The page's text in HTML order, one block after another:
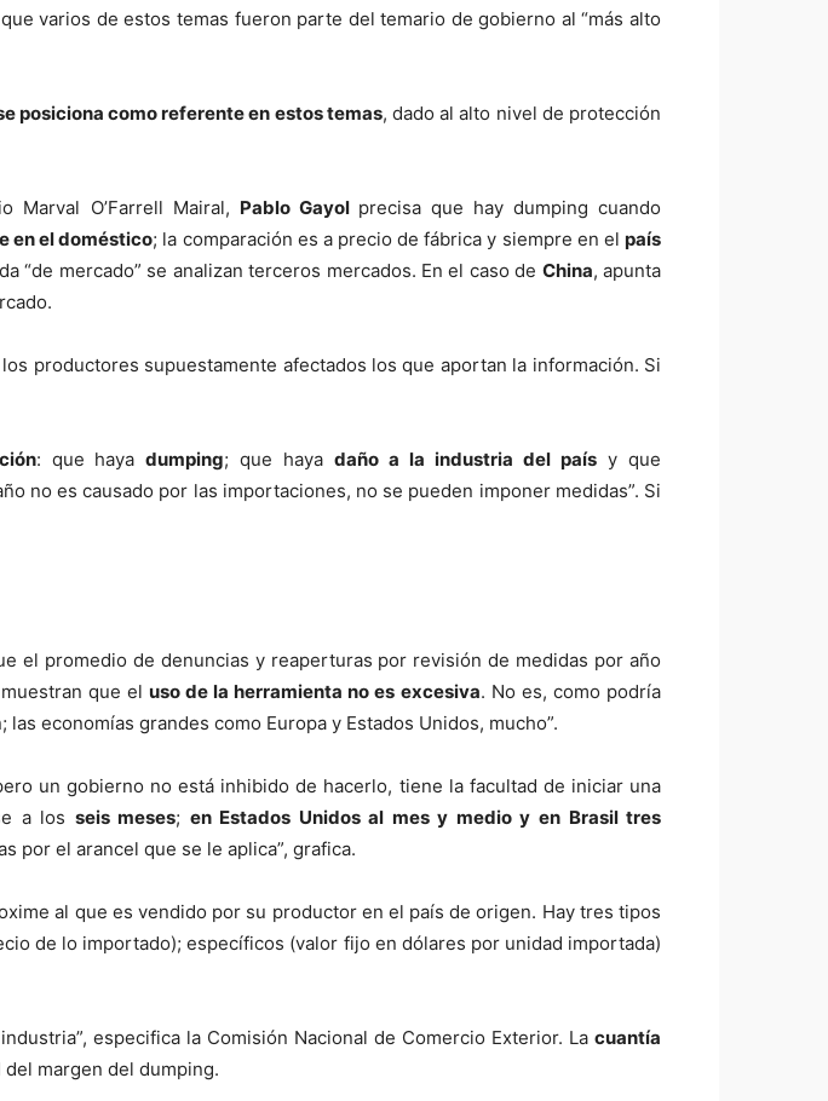
varios de estos temas fueron parte del temario de gobierno al “más alto
posiciona como referente en estos temas, dado al alto nivel de protección
Marval O’Farrell Mairal, Pablo Gayol precisa que hay dumping cuando
en el doméstico; la comparación es a precio de fábrica y siempre en elpaís
“de mercado” se analizan terceros mercados. En el caso de China, apunta
productores supuestamente afectados los que aportan la información. Si
: que hayadumping; que hayadaño a la industria del país y que
no es causado por las importaciones, no se pueden imponer medidas”. Si
el promedio de denuncias y reaperturas por revisión de medidas por año
que el uso de la herramienta no es excesiva. No es, como podría
economías grandes como Europa y Estados Unidos, mucho”.
un gobierno no está inhibido de hacerlo, tiene la facultad de iniciar una
a los seis meses; en Estados Unidos al mes y medio y en Brasil tres
por el arancel que se le aplica”, grafica.
al que es vendido por su productor en el país de origen. Hay tres tipos
de lo importado); específicos (valor fijo en dólares por unidad importada)
especifica la Comisión Nacional de Comercio Exterior. Lacuantía
margen del dumping.